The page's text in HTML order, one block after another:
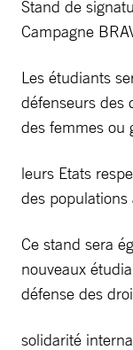
Stand de
Campagne
Les étudiants
défenseurs des
des femmes ou
leurs Etats
des
Ce stand sera
nouveaux
défense des
solidarité